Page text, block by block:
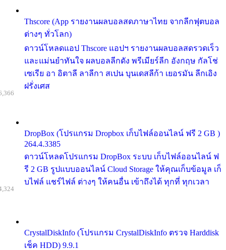
Thscore (App รายงานผลบอลสดภาษาไทย จากลีกฟุตบอล
ต่างๆ ทั่วโลก)
ดาวน์โหลดแอป Thscore แอปฯ รายงานผลบอลสดรวดเร็ว
และแม่นยำทันใจ ผลบอลลีกดัง พรีเมียร์ลีก อังกฤษ กัลโช่
เซเรีย อา อิตาลี ลาลีกา สเปน บุนเดสลีก้า เยอรมัน ลีกเอิง
ฝรั่งเศส
DropBox (โปรแกรม Dropbox เก็บไฟล์ออนไลน์ ฟรี 2 GB )
264.4.3385
ดาวน์โหลดโปรแกรม DropBox ระบบ เก็บไฟล์ออนไลน์ ฟ
รี 2 GB รูปแบบออนไลน์ Cloud Storage ให้คุณเก็บข้อมูล เก็
บไฟล์ แชร์ไฟล์ ต่างๆ ให้คนอื่น เข้าถึงได้ ทุกที่ ทุกเวลา
CrystalDiskInfo (โปรแกรม CrystalDiskInfo ตรวจ Harddisk
เช็ค HDD) 9.9.1